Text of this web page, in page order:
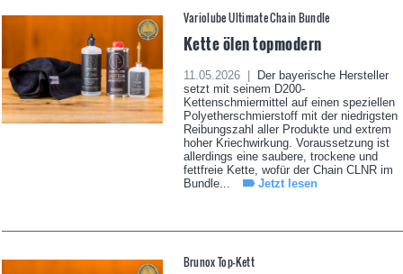
Variolube Ultimate Chain Bundle
Kette ölen topmodern
11.05.2026 |
Der bayerische Hersteller
setzt mit seinem D200-
Kettenschmiermittel auf einen speziellen
Polyetherschmierstoff mit der niedrigsten
Reibungszahl aller Produkte und extrem
hoher Kriechwirkung. Voraussetzung ist
allerdings eine saubere, trockene und
fettfreie Kette, wofür der Chain CLNR im
Bundle...
Jetzt lesen
Brunox Top-Kett